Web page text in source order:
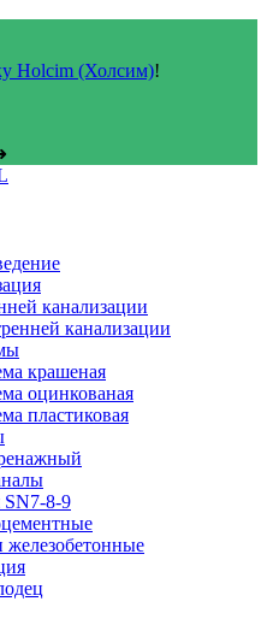
Holcim (Холсим)!
канализации
канализации
крашеная
оцинкованая
пластиковая
SN7-8-9